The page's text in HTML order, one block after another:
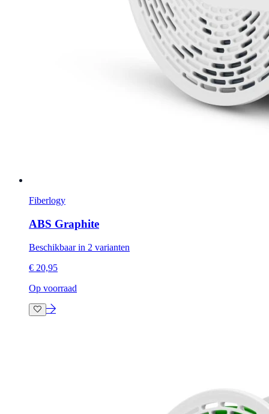
Fiberlogy
ABS Graphite
Beschikbaar in 2 varianten
€ 20,95
Op voorraad